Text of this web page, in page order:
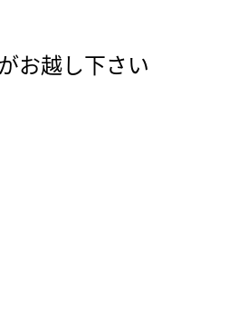
お越し下さい